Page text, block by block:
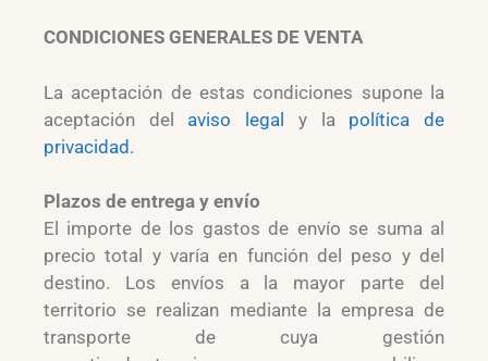
CONDICIONES GENERALES DE VENTA
La aceptación de estas condiciones supone la
aceptación del aviso legal y la política de
privacidad.
Plazos de entrega y envío
El importe de los gastos de envío se suma al
precio total y varía en función del peso y del
destino. Los envíos a la mayor parte del
territorio se realizan mediante la empresa de
transporte de cuya gestión